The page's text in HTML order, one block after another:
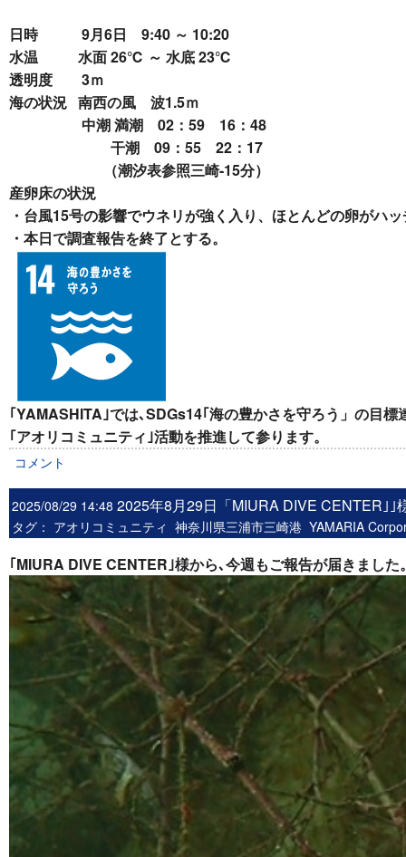
日時 9月6日 9:40 ～ 10:20
水温
水面26℃ ～ 水底 23℃
透明度
3ｍ
海の状況 南西の風 波1.5ｍ
中潮満潮 02：59 16：48
干潮 09：55 22：17
（潮汐表参照三崎-15分）
産卵床の状況
・台風15号の影響でウネリが強く入り、ほとんどの卵がハ
・本日で調査報告を終了とする。
｢YAMASHITA｣では､SDGs14｢海の豊かさを守ろう」の目
｢アオリコミュニティ｣活動を推進して参ります。
コメント
2025/08/29 14:48 2025年8月29日「MIURA DIVE CENTER｣｣
タグ： アオリコミュニティ 神奈川県三浦市三崎港 YAMARIA
｢MIURA DIVE CENTER｣様から､今週もご報告が届きました